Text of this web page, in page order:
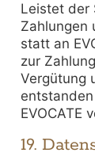
Leistet der
Zahlungen
statt an
zur
Vergütung
EVOCATE
19.